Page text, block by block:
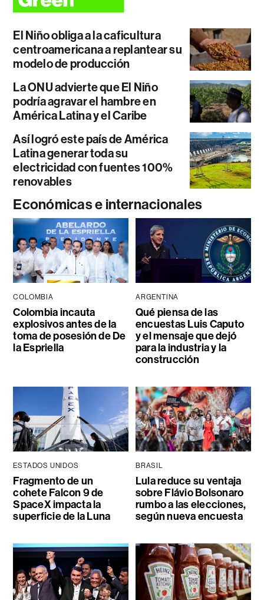
El Niño obliga a la caficultura
centroamericana a replantear su
modelo de producción
La ONU advierte que El Niño
podría agravar el hambre en
América Latina y el Caribe
Así logró este país de América
Latina generar toda su
electricidad con fuentes 100%
renovables
Económicas e internacionales
COLOMBIA
Colombia incauta
explosivos antes de la
toma de posesión de De
la Espriella
ARGENTINA
Qué piensa de las
encuestas Luis Caputo
y el mensaje que dejó
para la industria y la
construcción
ESTADOS UNIDOS
Fragmento de un
cohete Falcon 9 de
SpaceX impacta la
superficie de la Luna
BRASIL
Lula reduce su ventaja
sobre Flávio Bolsonaro
rumbo a las elecciones,
según nueva encuesta